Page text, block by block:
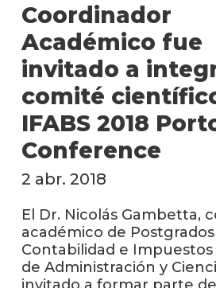
Coordinador
Académico fue
invitado a
comité
IFABS 2018
Conference
2 abr. 2018
El Dr. Nicolás Gambetta,
académico de
Contabilidad e Impuestos
de Administración y